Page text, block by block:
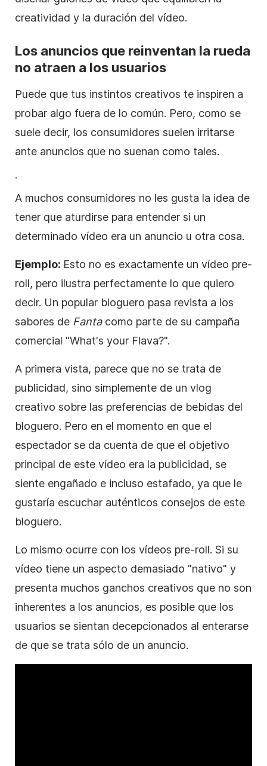
creatividad y la duración del vídeo.
Los anuncios que reinventan la rueda
no atraen a los usuarios
Puede que tus instintos creativos te inspiren a
probar algo fuera de lo común. Pero, como se
suele decir, los consumidores suelen irritarse
ante anuncios que no suenan como tales.
.
A muchos consumidores no les gusta la idea de
tener que aturdirse para entender si un
determinado vídeo era un anuncio u otra cosa.
Ejemplo: Esto no es exactamente un vídeo pre-
roll, pero ilustra perfectamente lo que quiero
decir. Un popular bloguero pasa revista a los
sabores de Fantacomo parte de su campaña
comercial "What's your Flava?".
A primera vista, parece que no se trata de
publicidad, sino simplemente de un vlog
creativo sobre las preferencias de bebidas del
bloguero. Pero en el momento en que el
espectador se da cuenta de que el objetivo
principal de este vídeo era la publicidad, se
siente engañado e incluso estafado, ya que le
gustaría escuchar auténticos consejos de este
bloguero.
Lo mismo ocurre con los vídeos pre-roll. Si su
vídeo tiene un aspecto demasiado "nativo" y
presenta muchos ganchos creativos que no son
inherentes a los anuncios, es posible que los
usuarios se sientan decepcionados al enterarse
de que se trata sólo de un anuncio.